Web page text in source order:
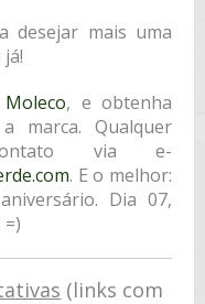
desejar mais uma
, e obtenha
marca. Qualquer
via e-
. E o melhor:
Dia 07,
=)
(links com